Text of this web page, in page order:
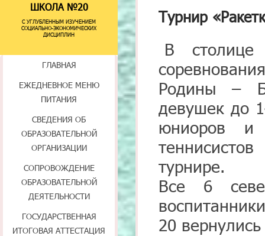
ШКОЛА №20
С УГЛУБЛЕННЫМ ИЗУЧЕНИЕМ
СОЦИАЛЬНО-ЭКОНОМИЧЕСКИХ
ДИСЦИПЛИН
ГЛАВНАЯ
ЕЖЕДНЕВНОЕ МЕНЮ
ПИТАНИЯ
СВЕДЕНИЯ ОБ
ОБРАЗОВАТЕЛЬНОЙ
ОРГАНИЗАЦИИ
СОПРОВОЖДЕНИЕ
ОБРАЗОВАТЕЛЬНОЙ
ДЕЯТЕЛЬНОСТИ
ГОСУДАРСТВЕННАЯ
ИТОГОВАЯ АТТЕСТАЦИЯ
Турнир
В столице
Родины –
девушек до
юниоров
турнире.
Все 6
20